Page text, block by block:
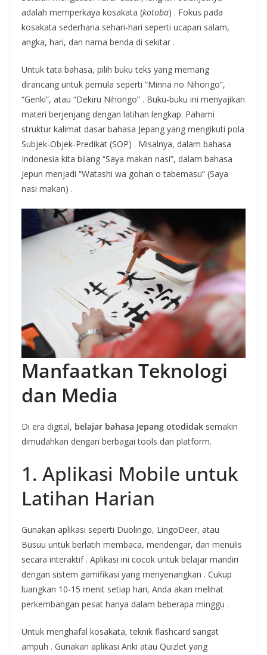
adalah memperkaya kosakata (kotoba) . Fokus pada
kosakata sederhana sehari-hari seperti ucapan salam,
angka, hari, dan nama benda di sekitar .
Untuk tata bahasa, pilih buku teks yang memang
dirancang untuk pemula seperti “Minna no Nihongo”,
“Genki”, atau “Dekiru Nihongo” . Buku-buku ini menyajikan
materi berjenjang dengan latihan lengkap. Pahami
struktur kalimat dasar bahasa Jepang yang mengikuti pola
Subjek-Objek-Predikat (SOP) . Misalnya, dalam bahasa
Indonesia kita bilang “Saya makan nasi”, dalam bahasa
Jepun menjadi “Watashi wa gohan o tabemasu” (Saya
nasi makan) .
Manfaatkan Teknologi
dan Media
Di era digital, belajar bahasa Jepang otodidak semakin
dimudahkan dengan berbagai tools dan platform.
1. Aplikasi Mobile untuk
Latihan Harian
Gunakan aplikasi seperti Duolingo, LingoDeer, atau
Busuu untuk berlatih membaca, mendengar, dan menulis
secara interaktif . Aplikasi ini cocok untuk belajar mandiri
dengan sistem gamifikasi yang menyenangkan . Cukup
luangkan 10-15 menit setiap hari, Anda akan melihat
perkembangan pesat hanya dalam beberapa minggu .
Untuk menghafal kosakata, teknik flashcard sangat
ampuh . Gunakan aplikasi Anki atau Quizlet yang